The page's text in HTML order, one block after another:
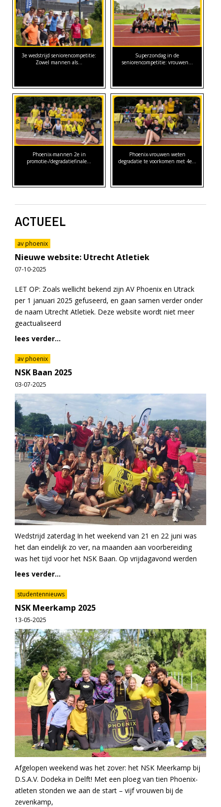
3e wedstrijd seniorencompetitie:
Zowel mannen als…
Superzondag in de
seniorencompetitie: vrouwen…
Phoenix-mannen 2e in
promotie-/degradatiefinale…
Phoenix-vrouwen weten
degradatie te voorkomen met 4e…
ACTUEEL
av phoenix
Nieuwe website: Utrecht Atletiek
07-10-2025
LET OP: Zoals wellicht bekend zijn AV Phoenix en Utrack
per 1 januari 2025 gefuseerd, en gaan samen verder onder
de naam Utrecht Atletiek. Deze website wordt niet meer
geactualiseerd
lees verder...
av phoenix
NSK Baan 2025
03-07-2025
Wedstrijd zaterdag In het weekend van 21 en 22 juni was
het dan eindelijk zo ver, na maanden aan voorbereiding
was het tijd voor het NSK Baan. Op vrijdagavond werden
lees verder...
studentennieuws
NSK Meerkamp 2025
13-05-2025
Afgelopen weekend was het zover: het NSK Meerkamp bij
D.S.A.V. Dodeka in Delft! Met een ploeg van tien Phoenix-
atleten stonden we aan de start – vijf vrouwen bij de
zevenkamp,